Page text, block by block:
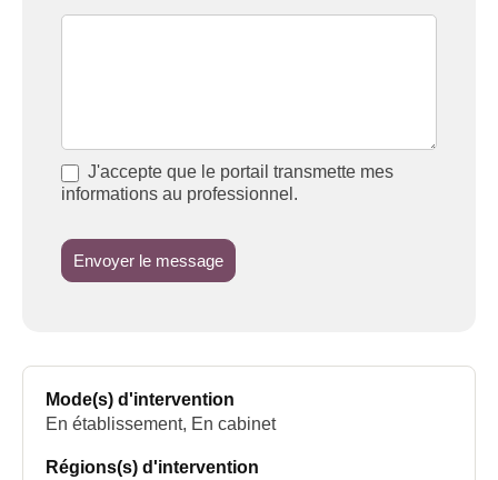
J'accepte que le portail transmette mes
informations au professionnel.
Envoyer le message
Mode(s) d'intervention
En établissement, En cabinet
Régions(s) d'intervention